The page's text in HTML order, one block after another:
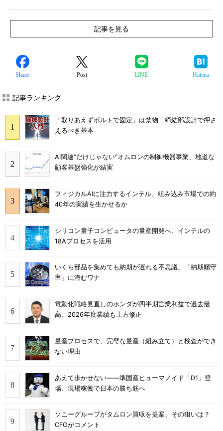
記事を見る
Share Post LINE Hatena
記事ランキング
「取りあえずボルトで固定」は禁物 締結部設計で押さ
えるべき基本
AI関連“だけじゃない”オムロンの制御機器事業、地道な
顧客基盤強化が結実
フィジカルAIに注力するインテル、組み込み市場での約
40年の実績を生かせるか
シリコン量子コンピュータの量産開発へ、インテルの
18Aプロセスを活用
いくら部品を集めても納期が遅れる不思議、「納期順守
率」に潜むワナ
電動化戦略見直しのホンダが四半期営業利益で過去最
高、2026年度業績も上方修正
量産プロセスで、完璧な量産（組み立て）と検査ができ
ない理由
あえて歩かせない――準国産ヒューマノイド「D1」登
場、現場稼働で日本の勝ち筋へ
ソニーグループがタムロン買収を提案、その狙いは？
CFOがコメント